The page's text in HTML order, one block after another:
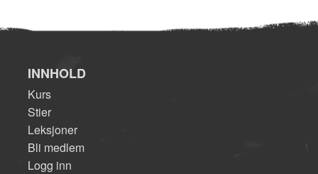
INNHOLD
Kurs
Stier
Leksjoner
Bli medlem
Logg inn